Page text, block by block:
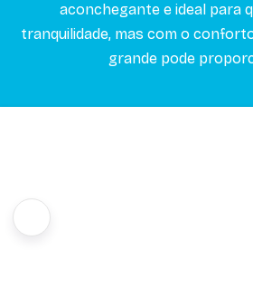
aconchegante e ideal para
tranquilidade, mas com o
grande pode